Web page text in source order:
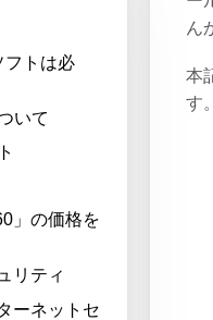
フトは必
いて
」の価格を
リティ
ーネットセ
ん
本
す